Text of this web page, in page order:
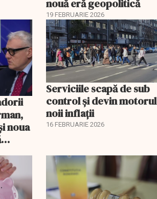
nouă eră geopolitică
19 FEBRUARIE 2026
noua
Serviciile scapă de sub
control și devin motorul
noii inflații
16 FEBRUARIE 2026